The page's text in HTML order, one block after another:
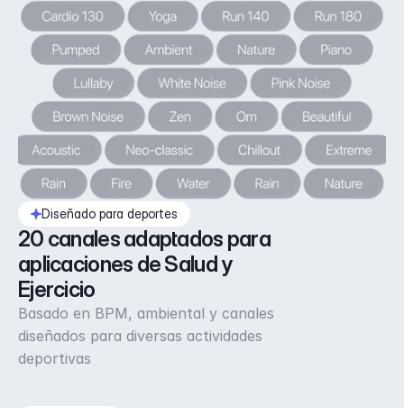
Diseñado para deportes
20 canales adaptados para
aplicaciones de Salud y
Ejercicio
Basado en BPM, ambiental y canales
diseñados para diversas actividades
deportivas